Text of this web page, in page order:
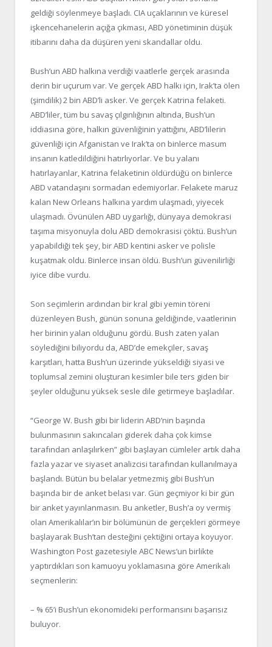
geldiği söylenmeye başladı. CIA uçaklarının ve küresel
işkencehanelerin açığa çıkması, ABD yönetiminin düşük
itibarını daha da düşüren yeni skandallar oldu.
Bush’un ABD halkına verdiği vaatlerle gerçek arasında
derin bir uçurum var. Ve gerçek ABD halkı için, Irak’ta ölen
(şimdilik) 2 bin ABD’li asker. Ve gerçek Katrina felaketi.
ABD’liler, tüm bu savaş çılgınlığının altında, Bush’un
iddiasına göre, halkın güvenliğinin yattığını, ABD’lilerin
güvenliği için Afganistan ve Irak’ta on binlerce masum
insanın katledildiğini hatırlıyorlar. Ve bu yalanı
hatırlayanlar, Katrina felaketinin öldürdüğü on binlerce
ABD vatandaşını sormadan edemiyorlar. Felakete maruz
kalan New Orleans halkına yardım ulaşmadı, yiyecek
ulaşmadı. Övünülen ABD uygarlığı, dünyaya demokrasi
taşıma misyonuyla dolu ABD demokrasisi çöktü. Bush’un
yapabildiği tek şey, bir ABD kentini asker ve polisle
kuşatmak oldu. Binlerce insan öldü. Bush’un güvenilirliği
iyice dibe vurdu.
Son seçimlerin ardından bir kral gibi yemin töreni
düzenleyen Bush, günün sonuna geldiğinde, vaatlerinin
her birinin yalan olduğunu gördü. Bush zaten yalan
söylediğini biliyordu da, ABD’de emekçiler, savaş
karşıtları, hatta Bush’un üzerinde yükseldiği siyasi ve
toplumsal zemini oluşturan kesimler bile ters giden bir
şeyler olduğunu yüksek sesle dile getirmeye başladılar.
“George W. Bush gibi bir liderin ABD’nin başında
bulunmasının sakıncaları giderek daha çok kimse
tarafından anlaşılırken” gibi başlayan cümleler artık daha
fazla yazar ve siyaset analizcisi tarafından kullanılmaya
başlandı. Bütün bu belalar yetmezmiş gibi Bush’un
başında bir de anket belası var. Gün geçmiyor ki bir gün
bir anket yayınlanmasın. Bu anketler, Bush’a oy vermiş
olan Amerikalılar’ın bir bölümünün de gerçekleri görmeye
başlayarak Bush’tan desteğini çektiğini ortaya koyuyor.
Washington Post gazetesiyle ABC News’un birlikte
yaptırdıkları son kamuoyu yoklamasına göre Amerikalı
seçmenlerin:
– % 65’i Bush’un ekonomideki performansını başarısız
buluyor.